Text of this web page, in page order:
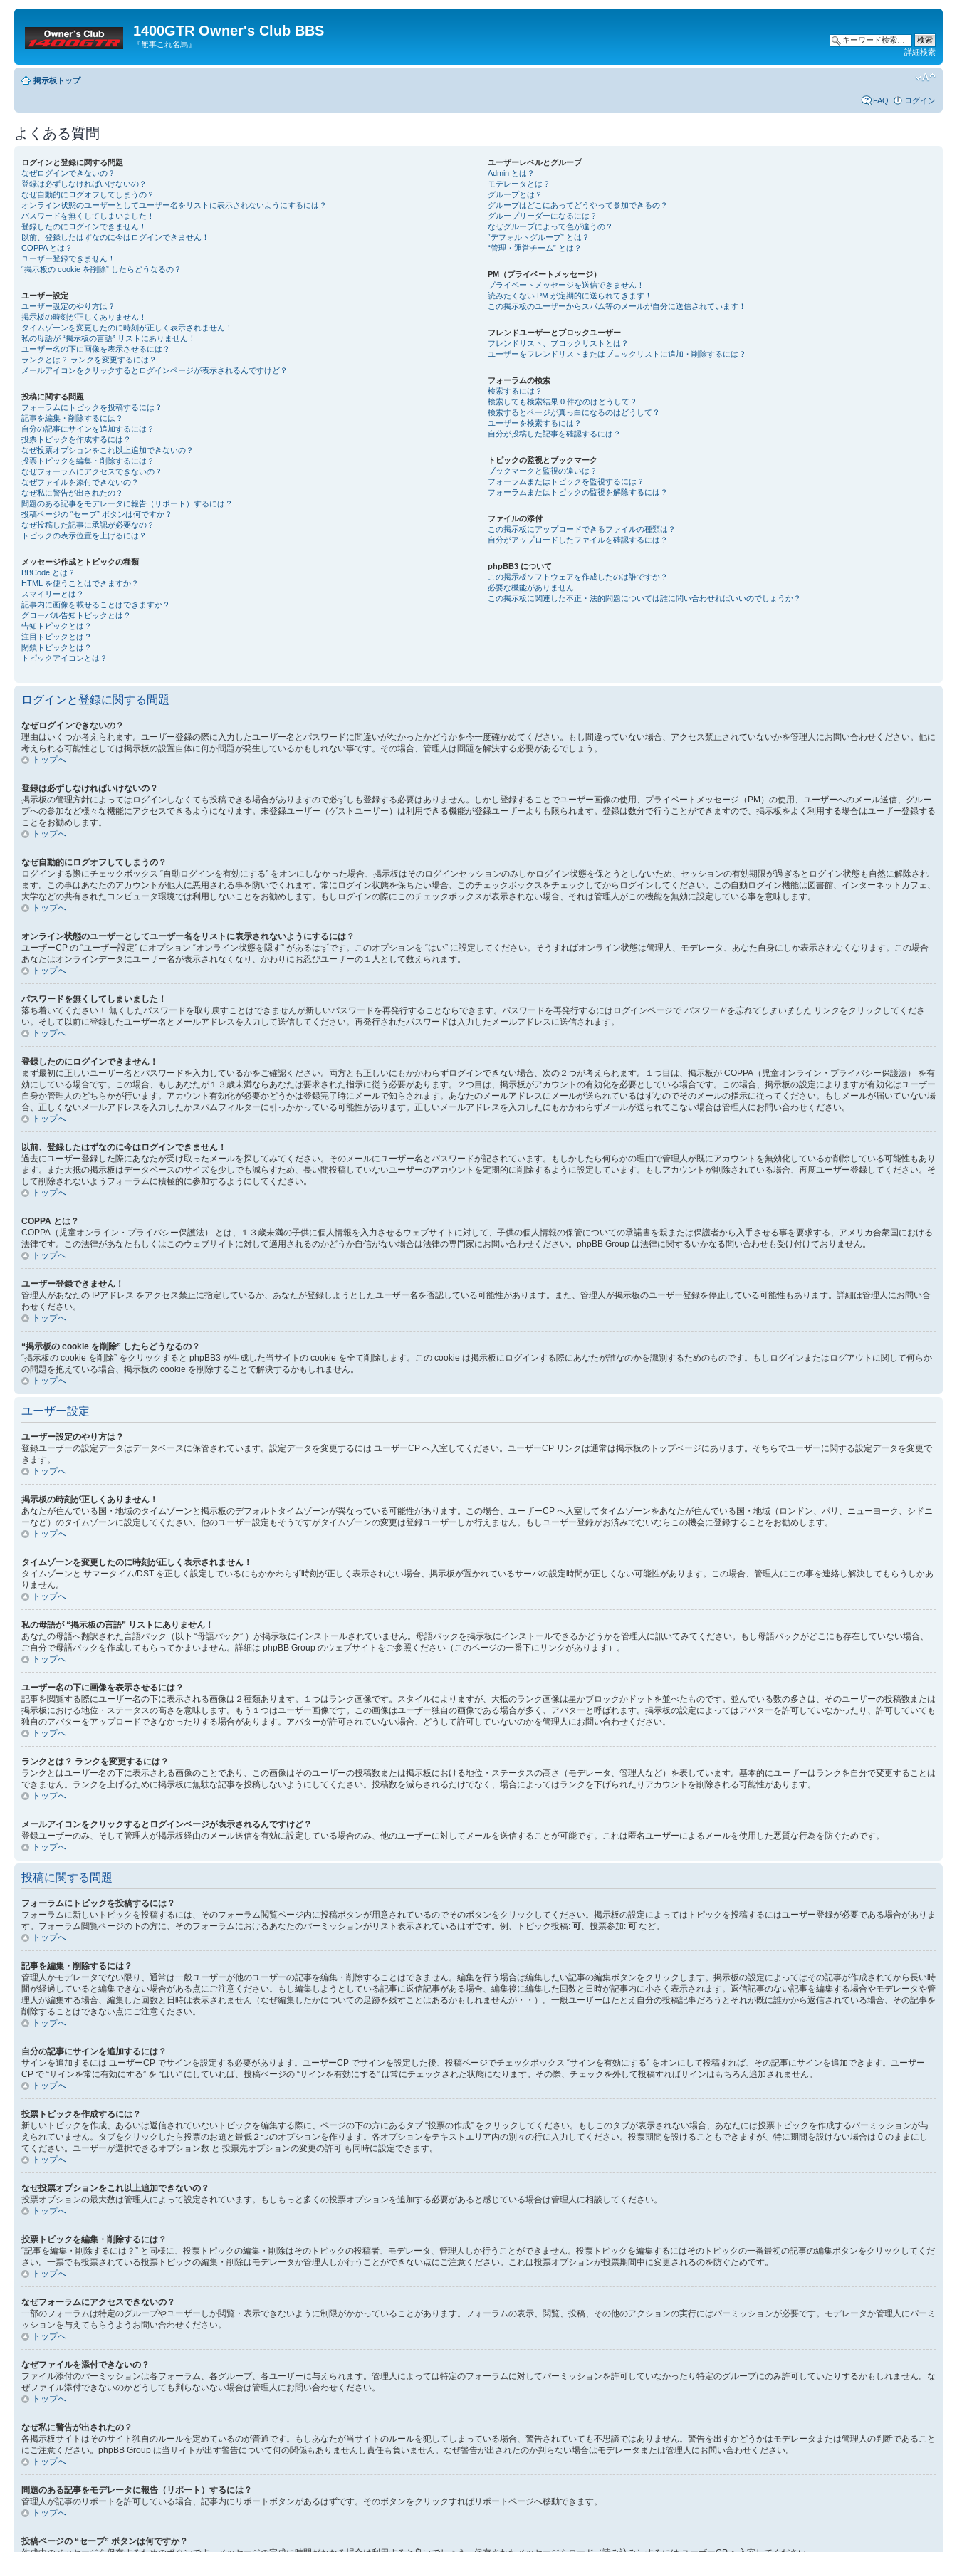
1400GTR Owner's Club BBS
『無事これ名馬』
詳細検索
掲示板トップ
FAQ ログイン
よくある質問
ログインと登録に関する問題
なぜログインできないの？
登録は必ずしなければいけないの？
なぜ自動的にログオフしてしまうの？
オンライン状態のユーザーとしてユーザー名をリストに表示されないようにするには？
パスワードを無くしてしまいました！
登録したのにログインできません！
以前、登録したはずなのに今はログインできません！
COPPA とは？
ユーザー登録できません！
“掲示板の cookie を削除” したらどうなるの？
ユーザー設定
ユーザー設定のやり方は？
掲示板の時刻が正しくありません！
タイムゾーンを変更したのに時刻が正しく表示されません！
私の母語が “掲示板の言語” リストにありません！
ユーザー名の下に画像を表示させるには？
ランクとは？ ランクを変更するには？
メールアイコンをクリックするとログインページが表示されるんですけど？
投稿に関する問題
フォーラムにトピックを投稿するには？
記事を編集・削除するには？
自分の記事にサインを追加するには？
投票トピックを作成するには？
なぜ投票オプションをこれ以上追加できないの？
投票トピックを編集・削除するには？
なぜフォーラムにアクセスできないの？
なぜファイルを添付できないの？
なぜ私に警告が出されたの？
問題のある記事をモデレータに報告（リポート）するには？
投稿ページの “セーブ” ボタンは何ですか？
なぜ投稿した記事に承認が必要なの？
トピックの表示位置を上げるには？
メッセージ作成とトピックの種類
BBCode とは？
HTML を使うことはできますか？
スマイリーとは？
記事内に画像を載せることはできますか？
グローバル告知トピックとは？
告知トピックとは？
注目トピックとは？
閉鎖トピックとは？
トピックアイコンとは？
ユーザーレベルとグループ
Admin とは？
モデレータとは？
グループとは？
グループはどこにあってどうやって参加できるの？
グループリーダーになるには？
なぜグループによって色が違うの？
“デフォルトグループ” とは？
“管理・運営チーム” とは？
PM（プライベートメッセージ）
プライベートメッセージを送信できません！
読みたくない PM が定期的に送られてきます！
この掲示板のユーザーからスパム等のメールが自分に送信されています！
フレンドユーザーとブロックユーザー
フレンドリスト、ブロックリストとは？
ユーザーをフレンドリストまたはブロックリストに追加・削除するには？
フォーラムの検索
検索するには？
検索しても検索結果 0 件なのはどうして？
検索するとページが真っ白になるのはどうして？
ユーザーを検索するには？
自分が投稿した記事を確認するには？
トピックの監視とブックマーク
ブックマークと監視の違いは？
フォーラムまたはトピックを監視するには？
フォーラムまたはトピックの監視を解除するには？
ファイルの添付
この掲示板にアップロードできるファイルの種類は？
自分がアップロードしたファイルを確認するには？
phpBB3 について
この掲示板ソフトウェアを作成したのは誰ですか？
必要な機能がありません
この掲示板に関連した不正・法的問題については誰に問い合わせればいいのでしょうか？
ログインと登録に関する問題
なぜログインできないの？
理由はいくつか考えられます。ユーザー登録の際に入力したユーザー名とパスワードに間違いがなかったかどうかを今一度確かめてください。もし間違っていない場合、アクセス禁止されていないかを管理人にお問い合わせください。他に
考えられる可能性としては掲示板の設置自体に何か問題が発生しているかもしれない事です。その場合、管理人は問題を解決する必要があるでしょう。
トップへ
登録は必ずしなければいけないの？
掲示板の管理方針によってはログインしなくても投稿できる場合がありますので必ずしも登録する必要はありません。しかし登録することでユーザー画像の使用、プライベートメッセージ（PM）の使用、ユーザーへのメール送信、グルー
プへの参加など様々な機能にアクセスできるようになります。未登録ユーザー（ゲストユーザー）は利用できる機能が登録ユーザーよりも限られます。登録は数分で行うことができますので、掲示板をよく利用する場合はユーザー登録する
ことをお勧めします。
トップへ
なぜ自動的にログオフしてしまうの？
ログインする際にチェックボックス “自動ログインを有効にする” をオンにしなかった場合、掲示板はそのログインセッションのみしかログイン状態を保とうとしないため、セッションの有効期限が過ぎるとログイン状態も自然に解除され
ます。この事はあなたのアカウントが他人に悪用される事を防いでくれます。常にログイン状態を保ちたい場合、このチェックボックスをチェックしてからログインしてください。この自動ログイン機能は図書館、インターネットカフェ、
大学などの共有されたコンピュータ環境では利用しないことをお勧めします。もしログインの際にこのチェックボックスが表示されない場合、それは管理人がこの機能を無効に設定している事を意味します。
トップへ
オンライン状態のユーザーとしてユーザー名をリストに表示されないようにするには？
ユーザーCP の “ユーザー設定” にオプション “オンライン状態を隠す” があるはずです。このオプションを “はい” に設定してください。そうすればオンライン状態は管理人、モデレータ、あなた自身にしか表示されなくなります。この場合
あなたはオンラインデータにユーザー名が表示されなくなり、かわりにお忍びユーザーの１人として数えられます。
トップへ
パスワードを無くしてしまいました！
落ち着いてください！ 無くしたパスワードを取り戻すことはできませんが新しいパスワードを再発行することならできます。パスワードを再発行するにはログインページで パスワードを忘れてしまいました リンクをクリックしてくださ
い。そして以前に登録したユーザー名とメールアドレスを入力して送信してください。再発行されたパスワードは入力したメールアドレスに送信されます。
トップへ
登録したのにログインできません！
まず最初に正しいユーザー名とパスワードを入力しているかをご確認ください。両方とも正しいにもかかわらずログインできない場合、次の２つが考えられます。１つ目は、掲示板が COPPA（児童オンライン・プライバシー保護法） を有
効にしている場合です。この場合、もしあなたが１３歳未満ならあなたは要求された指示に従う必要があります。２つ目は、掲示板がアカウントの有効化を必要としている場合です。この場合、掲示板の設定によりますが有効化はユーザー
自身か管理人のどちらかが行います。アカウント有効化が必要かどうかは登録完了時にメールで知らされます。あなたのメールアドレスにメールが送られているはずなのでそのメールの指示に従ってください。もしメールが届いていない場
合、正しくないメールアドレスを入力したかスパムフィルターに引っかかっている可能性があります。正しいメールアドレスを入力したにもかかわらずメールが送られてこない場合は管理人にお問い合わせください。
トップへ
以前、登録したはずなのに今はログインできません！
過去にユーザー登録した際にあなたが受け取ったメールを探してみてください。そのメールにユーザー名とパスワードが記されています。もしかしたら何らかの理由で管理人が既にアカウントを無効化しているか削除している可能性もあり
ます。また大抵の掲示板はデータベースのサイズを少しでも減らすため、長い間投稿していないユーザーのアカウントを定期的に削除するように設定しています。もしアカウントが削除されている場合、再度ユーザー登録してください。そ
して削除されないようフォーラムに積極的に参加するようにしてください。
トップへ
COPPA とは？
COPPA（児童オンライン・プライバシー保護法） とは、１３歳未満の子供に個人情報を入力させるウェブサイトに対して、子供の個人情報の保管についての承諾書を親または保護者から入手させる事を要求する、アメリカ合衆国における
法律です。この法律があなたもしくはこのウェブサイトに対して適用されるのかどうか自信がない場合は法律の専門家にお問い合わせください。phpBB Group は法律に関するいかなる問い合わせも受け付けておりません。
トップへ
ユーザー登録できません！
管理人があなたの IPアドレス をアクセス禁止に指定しているか、あなたが登録しようとしたユーザー名を否認している可能性があります。また、管理人が掲示板のユーザー登録を停止している可能性もあります。詳細は管理人にお問い合
わせください。
トップへ
“掲示板の cookie を削除” したらどうなるの？
“掲示板の cookie を削除” をクリックすると phpBB3 が生成した当サイトの cookie を全て削除します。この cookie は掲示板にログインする際にあなたが誰なのかを識別するためのものです。もしログインまたはログアウトに関して何らか
の問題を抱えている場合、掲示板の cookie を削除することで解決するかもしれません。
トップへ
ユーザー設定
ユーザー設定のやり方は？
登録ユーザーの設定データはデータベースに保管されています。設定データを変更するには ユーザーCP へ入室してください。ユーザーCP リンクは通常は掲示板のトップページにあります。そちらでユーザーに関する設定データを変更で
きます。
トップへ
掲示板の時刻が正しくありません！
あなたが住んでいる国・地域のタイムゾーンと掲示板のデフォルトタイムゾーンが異なっている可能性があります。この場合、ユーザーCP へ入室してタイムゾーンをあなたが住んでいる国・地域（ロンドン、パリ、ニューヨーク、シドニ
ーなど）のタイムゾーンに設定してください。他のユーザー設定もそうですがタイムゾーンの変更は登録ユーザーしか行えません。もしユーザー登録がお済みでないならこの機会に登録することをお勧めします。
トップへ
タイムゾーンを変更したのに時刻が正しく表示されません！
タイムゾーンと サマータイム/DST を正しく設定しているにもかかわらず時刻が正しく表示されない場合、掲示板が置かれているサーバの設定時間が正しくない可能性があります。この場合、管理人にこの事を連絡し解決してもらうしかあ
りません。
トップへ
私の母語が “掲示板の言語” リストにありません！
あなたの母語へ翻訳された言語パック（以下 “母語パック” ）が掲示板にインストールされていません。母語パックを掲示板にインストールできるかどうかを管理人に訊いてみてください。もし母語パックがどこにも存在していない場合、
ご自分で母語パックを作成してもらってかまいません。詳細は phpBB Group のウェブサイトをご参照ください（このページの一番下にリンクがあります）。
トップへ
ユーザー名の下に画像を表示させるには？
記事を閲覧する際にユーザー名の下に表示される画像は２種類あります。１つはランク画像です。スタイルによりますが、大抵のランク画像は星かブロックかドットを並べたものです。並んでいる数の多さは、そのユーザーの投稿数または
掲示板における地位・ステータスの高さを意味します。もう１つはユーザー画像です。この画像はユーザー独自の画像である場合が多く、アバターと呼ばれます。掲示板の設定によってはアバターを許可していなかったり、許可していても
独自のアバターをアップロードできなかったりする場合があります。アバターが許可されていない場合、どうして許可していないのかを管理人にお問い合わせください。
トップへ
ランクとは？ ランクを変更するには？
ランクとはユーザー名の下に表示される画像のことであり、この画像はそのユーザーの投稿数または掲示板における地位・ステータスの高さ（モデレータ、管理人など）を表しています。基本的にユーザーはランクを自分で変更することは
できません。ランクを上げるために掲示板に無駄な記事を投稿しないようにしてください。投稿数を減らされるだけでなく、場合によってはランクを下げられたりアカウントを削除される可能性があります。
トップへ
メールアイコンをクリックするとログインページが表示されるんですけど？
登録ユーザーのみ、そして管理人が掲示板経由のメール送信を有効に設定している場合のみ、他のユーザーに対してメールを送信することが可能です。これは匿名ユーザーによるメールを使用した悪質な行為を防ぐためです。
トップへ
投稿に関する問題
フォーラムにトピックを投稿するには？
フォーラムに新しいトピックを投稿するには、そのフォーラム閲覧ページ内に投稿ボタンが用意されているのでそのボタンをクリックしてください。掲示板の設定によってはトピックを投稿するにはユーザー登録が必要である場合がありま
す。フォーラム閲覧ページの下の方に、そのフォーラムにおけるあなたのパーミッションがリスト表示されているはずです。例、トピック投稿: 可 、投票参加: 可 など。
トップへ
記事を編集・削除するには？
管理人かモデレータでない限り、通常は一般ユーザーが他のユーザーの記事を編集・削除することはできません。編集を行う場合は編集したい記事の編集ボタンをクリックします。掲示板の設定によってはその記事が作成されてから長い時
間が経過していると編集できない場合がある点にご注意ください。もし編集しようとしている記事に返信記事がある場合、編集後に編集した回数と日時が記事内に小さく表示されます。返信記事のない記事を編集する場合やモデレータや管
理人が編集する場合、編集した回数と日時は表示されません（なぜ編集したかについての足跡を残すことはあるかもしれませんが・・）。一般ユーザーはたとえ自分の投稿記事だろうとそれが既に誰かから返信されている場合、その記事を
削除することはできない点にご注意ください。
トップへ
自分の記事にサインを追加するには？
サインを追加するには ユーザーCP でサインを設定する必要があります。ユーザーCP でサインを設定した後、投稿ページでチェックボックス “サインを有効にする” をオンにして投稿すれば、その記事にサインを追加できます。ユーザー
CP で “サインを常に有効にする” を “はい” にしていれば、投稿ページの “サインを有効にする” は常にチェックされた状態になります。その際、チェックを外して投稿すればサインはもちろん追加されません。
トップへ
投票トピックを作成するには？
新しいトピックを作成、あるいは返信されていないトピックを編集する際に、ページの下の方にあるタブ “投票の作成” をクリックしてください。もしこのタブが表示されない場合、あなたには投票トピックを作成するパーミッションが与
えられていません。タブをクリックしたら投票のお題と最低２つのオプションを作ります。各オプションをテキストエリア内の別々の行に入力してください。投票期間を設けることもできますが、特に期間を設けない場合は 0 のままにし
てください。ユーザーが選択できるオプション数 と 投票先オプションの変更の許可 も同時に設定できます。
トップへ
なぜ投票オプションをこれ以上追加できないの？
投票オプションの最大数は管理人によって設定されています。もしもっと多くの投票オプションを追加する必要があると感じている場合は管理人に相談してください。
トップへ
投票トピックを編集・削除するには？
“記事を編集・削除するには？” と同様に、投票トピックの編集・削除はそのトピックの投稿者、モデレータ、管理人しか行うことができません。投票トピックを編集するにはそのトピックの一番最初の記事の編集ボタンをクリックしてくだ
さい。一票でも投票されている投票トピックの編集・削除はモデレータか管理人しか行うことができない点にご注意ください。これは投票オプションが投票期間中に変更されるのを防ぐためです。
トップへ
なぜフォーラムにアクセスできないの？
一部のフォーラムは特定のグループやユーザーしか閲覧・表示できないように制限がかかっていることがあります。フォーラムの表示、閲覧、投稿、その他のアクションの実行にはパーミッションが必要です。モデレータか管理人にパーミ
ッションを与えてもらうようお問い合わせください。
トップへ
なぜファイルを添付できないの？
ファイル添付のパーミッションは各フォーラム、各グループ、各ユーザーに与えられます。管理人によっては特定のフォーラムに対してパーミッションを許可していなかったり特定のグループにのみ許可していたりするかもしれません。な
ぜファイル添付できないのかどうしても判らないない場合は管理人にお問い合わせください。
トップへ
なぜ私に警告が出されたの？
各掲示板サイトはそのサイト独自のルールを定めているのが普通です。もしあなたが当サイトのルールを犯してしまっている場合、警告されていても不思議ではありません。警告を出すかどうかはモデレータまたは管理人の判断であること
にご注意ください。phpBB Group は当サイトが出す警告について何の関係もありませんし責任も負いません。なぜ警告が出されたのか判らない場合はモデレータまたは管理人にお問い合わせください。
トップへ
問題のある記事をモデレータに報告（リポート）するには？
管理人が記事のリポートを許可している場合、記事内にリポートボタンがあるはずです。そのボタンをクリックすればリポートページへ移動できます。
トップへ
投稿ページの “セーブ” ボタンは何ですか？